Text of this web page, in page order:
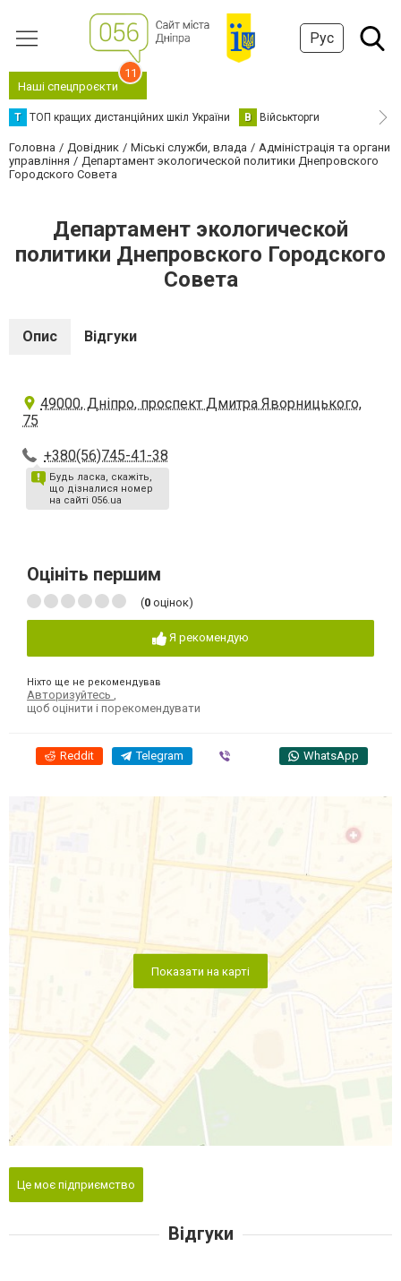
Рус
Наші спецпроєкти
11
Т ТОП кращих дистанційних шкіл України В Військторги
Головна Довідник Міські служби, влада
Адміністрація та органи
управління
Департамент экологической политики Днепровского
Городского Совета
Департамент экологической
политики Днепровского Городского
Совета
Опис Відгуки
49000, Дніпро, проспект Дмитра Яворницького,
75
+380(56)745-41-38
Будь ласка, скажіть,
що дізналися номер
на сайті 056.ua
Оцініть першим
(0 оцінок)
Я рекомендую
Ніхто ще не рекомендував
Авторизуйтесь
щоб оцінити і порекомендувати
Reddit Telegram WhatsApp
Показати на карті
Це моє підприємство
Відгуки